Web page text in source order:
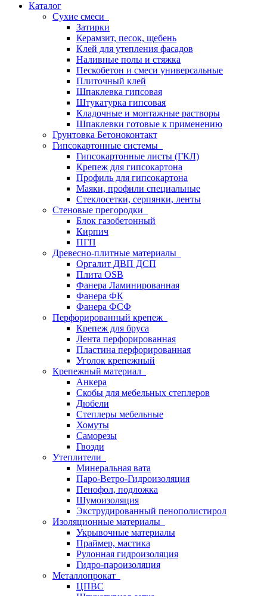
Каталог
Сухие смеси
Затирки
Керамзит, песок, щебень
Клей для утепления фасадов
Наливные полы и стяжка
Пескобетон и смеси универсальные
Плиточный клей
Шпаклевка гипсовая
Штукатурка гипсовая
Кладочные и монтажные растворы
Шпаклевки готовые к применению
Грунтовка Бетоноконтакт
Гипсокартонные системы
Гипсокартонные листы (ГКЛ)
Крепеж для гипсокартона
Профиль для гипсокартона
Маяки, профили специальные
Стеклосетки, серпянки, ленты
Стеновые прегородки
Блок газобетонный
Кирпич
ПГП
Древесно-плитные материалы
Оргалит ДВП ДСП
Плита OSB
Фанера Ламинированная
Фанера ФК
Фанера ФСФ
Перфорированный крепеж
Крепеж для бруса
Лента перфорированная
Пластина перфорированная
Уголок крепежный
Крепежный материал
Анкера
Скобы для мебельных степлеров
Дюбели
Степлеры мебельные
Хомуты
Саморезы
Гвозди
Утеплители
Минеральная вата
Паро-Ветро-Гидроизоляция
Пенофол, подложка
Шумоизоляция
Экструдированный пенополистирол
Изоляционные материалы
Укрывочные материалы
Праймер, мастика
Рулонная гидроизоляция
Гидро-пароизоляция
Металлопрокат
ЦПВС